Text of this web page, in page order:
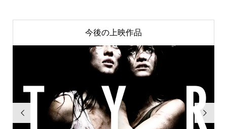
今後の上映作品
 